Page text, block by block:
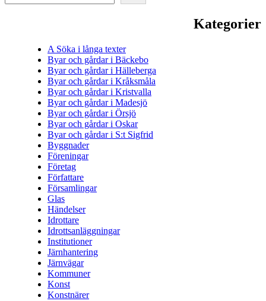
Kategorier
A Söka i långa texter
Byar och gårdar i Bäckebo
Byar och gårdar i Hälleberga
Byar och gårdar i Kråksmåla
Byar och gårdar i Kristvalla
Byar och gårdar i Madesjö
Byar och gårdar i Örsjö
Byar och gårdar i Oskar
Byar och gårdar i S:t Sigfrid
Byggnader
Föreningar
Företag
Författare
Församlingar
Glas
Händelser
Idrottare
Idrottsanläggningar
Institutioner
Järnhantering
Järnvägar
Kommuner
Konst
Konstnärer